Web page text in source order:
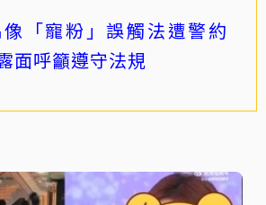
「寵粉」誤觸法遭警約
面呼籲遵守法規